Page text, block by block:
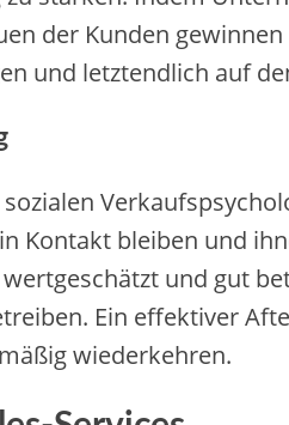
der Kunden
und letztendlich auf
Kontakt bleiben und
und gut
Ein effektiver
wiederkehren.